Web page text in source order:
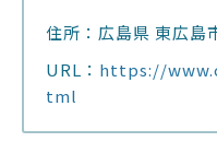
住所：広島県 東広島
URL： https://
tml